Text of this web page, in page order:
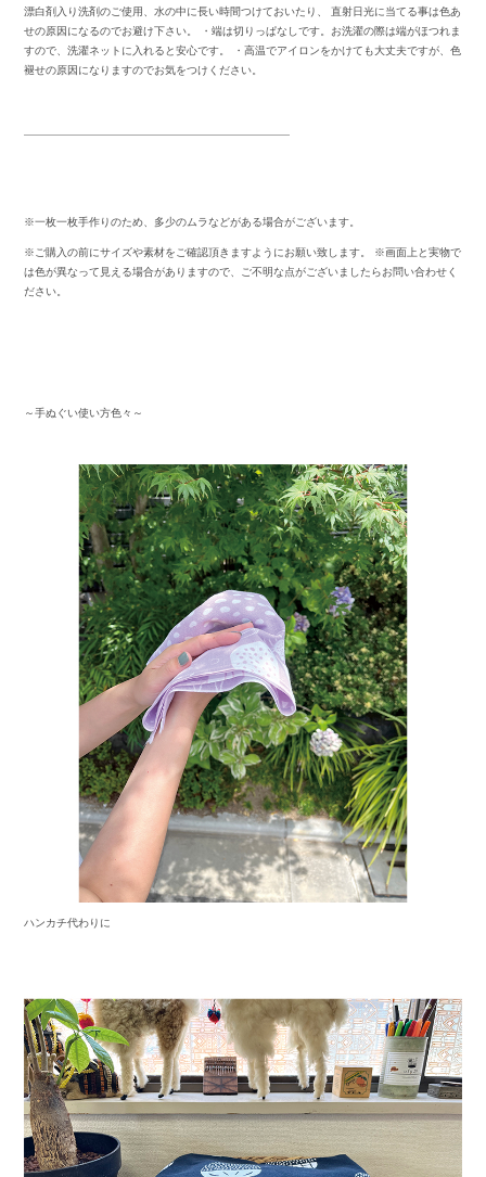
漂白剤入り洗剤のご使用、水の中に長い時間つけておいたり、 直射日光に当てる事は色あ
せの原因になるのでお避け下さい。 ・端は切りっぱなしです。お洗濯の際は端がほつれま
すので、洗濯ネットに入れると安心です。 ・高温でアイロンをかけても大丈夫ですが、色
褪せの原因になりますのでお気をつけください。
※一枚一枚手作りのため、多少のムラなどがある場合がございます。
※ご購入の前にサイズや素材をご確認頂きますようにお願い致します。 ※画面上と実物で
は色が異なって見える場合がありますので、ご不明な点がございましたらお問い合わせく
ださい。
～手ぬぐい使い方色々～
ハンカチ代わりに